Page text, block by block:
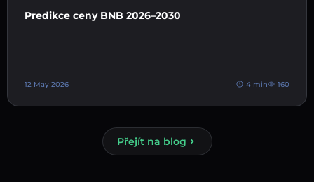
Predikce ceny BNB 2026–2030
12 May 2026 4 min 160
Přejít na blog